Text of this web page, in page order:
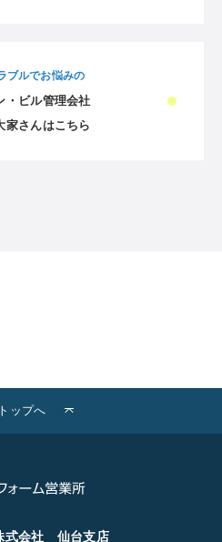
ブルでお悩みの
・ビル管理会社
家さんはこちら
ップへ
式会社 仙台支店